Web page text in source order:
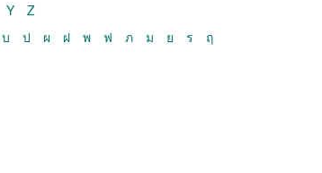
Y
Z
บ ป ผ ฝ พ ฟ ภ ม ย ร
ฤ